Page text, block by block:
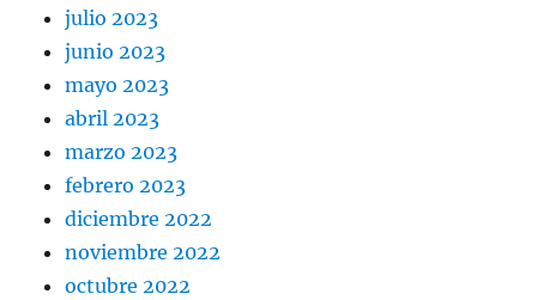
julio 2023
junio 2023
mayo 2023
abril 2023
marzo 2023
febrero 2023
diciembre 2022
noviembre 2022
octubre 2022